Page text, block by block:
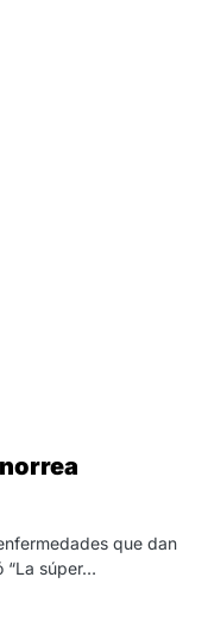
que dan
“La súper…